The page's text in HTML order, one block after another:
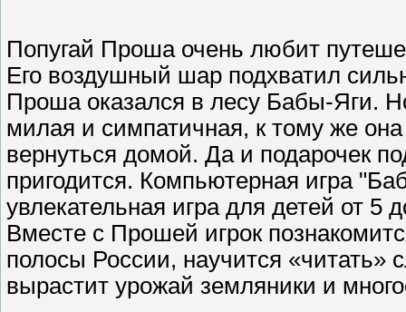
Попугай Проша очень любит
Его воздушный шар подхватил
Проша оказался в лесу Бабы-Яги.
милая и симпатичная, к тому же
вернуться домой. Да и подарочек
пригодится. Компьютерная игра
увлекательная игра для детей от
Вместе с Прошей игрок
полосы России, научится «читать»
вырастит урожай земляники и